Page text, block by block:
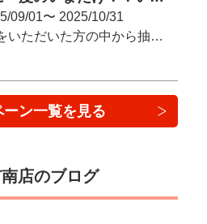
09/01〜 2025/10/31
✧ご成約をいただいた方の中から抽選でもらえる！
ーン一覧を見る
店のブログ